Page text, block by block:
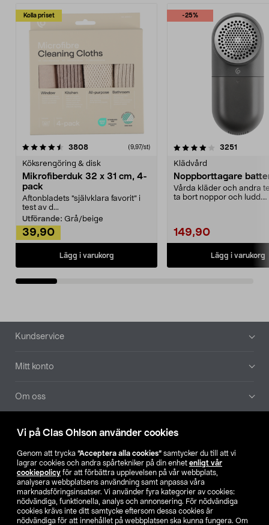
Vi på Clas Ohlson använder cookies
Genom att trycka ”Acceptera alla cookies” samtycker du till att vi
lagrar cookies och andra spårtekniker på din enhet enligt vår
cookiepolicy för att förbättra upplevelsen på vår webbplats,
analysera webbplatsens användning samt anpassa våra
marknadsföringsinsatser. Vi använder fyra kategorier av cookies:
nödvändiga, funktionella, analys och annonsering. För nödvändiga
cookies krävs inte ditt samtycke eftersom dessa cookies är
nödvändiga för att innehållet på webbplatsen ska kunna fungera. Om
Kolla priset
3808recensioner (9,97/st)
Köksrengöring & disk
Mikrofiberduk 32 x 31 cm, 4-
pack
Aftonbladets "självklara favorit” i
test av d...
Utförande: Grå/beige
39,90
Lägg i varukorg
-25%
4.0av 5 stjärnor 3251
Klädvård
Noppborttagare
Vårda kläder och andra
ta bort noppor och ludd.
149,90
Lägg i varukorg
4.5av 5 stjärnor
Sidfot
Kundservice
Mitt konto
Om oss
Aktuellt
Våra bolag
Hitta butik
SE NO FI